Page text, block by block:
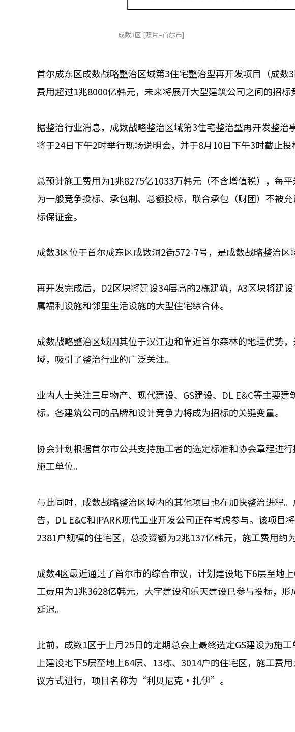
成数3区 [照片=首尔市]
首尔成东区成数战略整治区域第3住宅整治型再开发项目（成
费用超过1兆8000亿韩元，未来将展开大型建筑公司之间的招标
据整治行业消息，成数战略整治区域第3住宅整治型再开发整治
将于24日下午2时举行现场说明会，并于8月10日下午3时截止投
总预计施工费用为1兆8275亿1033万韩元（不含增值税），每
为一般竞争投标、承包制、总额投标，联合承包（财团）不被
标保证金。
成数3区位于首尔成东区成数洞2街572-7号，是成数战略整治区
再开发完成后，D2区块将建设34层高的2栋建筑，A3区块将建
属福利设施和邻里生活设施的大型住宅综合体。
成数战略整治区域因其位于汉江边和靠近首尔森林的地理优势
域，吸引了整治行业的广泛关注。
业内人士关注三星物产、现代建设、GS建设、DL E&C等主要
标，各建筑公司的品牌和设计竞争力将成为招标的关键变量。
协会计划根据首尔市公共支持施工者的选定标准和协会章程进
施工单位。
与此同时，成数战略整治区域内的其他项目也在加快整治进程
告，DL E&C和IPARK现代工业开发公司正在考虑参与。该项目
2381户规模的住宅区，总投资额为2兆137亿韩元，施工费用约
成数4区最近通过了首尔市的综合审议，计划建设地下6层至地
工费用为1兆3628亿韩元，大宇建设和乐天建设已参与投标，
延迟。
此前，成数1区于上月25日的定期总会上最终选定GS建设为施
上建设地下5层至地上64层、13栋、3014户的住宅区，施工费
议方式进行，项目名称为“利贝尼克·扎伊”。